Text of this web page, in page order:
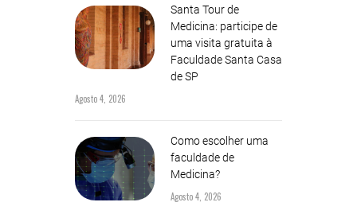
Santa Tour de
Medicina: participe de
uma visita gratuita à
Faculdade Santa Casa
de SP
Agosto 4, 2026
Como escolher uma
faculdade de
Medicina?
Agosto 4, 2026